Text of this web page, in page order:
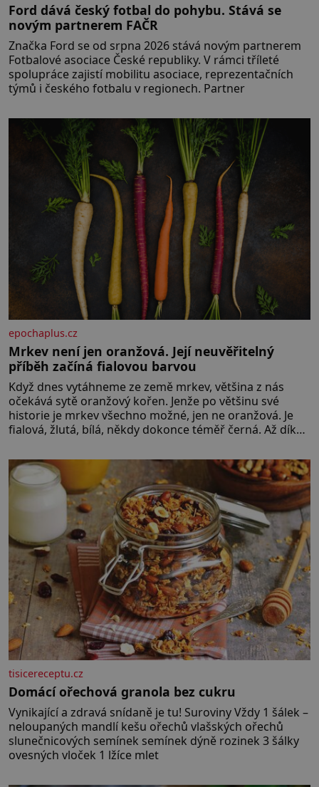
Ford dává český fotbal do pohybu. Stává se
novým partnerem FAČR
Značka Ford se od srpna 2026 stává novým partnerem
Fotbalové asociace České republiky. V rámci tříleté
spolupráce zajistí mobilitu asociace, reprezentačních
týmů i českého fotbalu v regionech. Partner
epochaplus.cz
Mrkev není jen oranžová. Její neuvěřitelný
příběh začíná fialovou barvou
Když dnes vytáhneme ze země mrkev, většina z nás
očekává sytě oranžový kořen. Jenže po většinu své
historie je mrkev všechno možné, jen ne oranžová. Je
fialová, žlutá, bílá, někdy dokonce téměř černá. Až díky
bez které si českou zahradu ani nedokážeme
představit. Její příběh je
tisicereceptu.cz
Domácí ořechová granola bez cukru
Vynikající a zdravá snídaně je tu! Suroviny Vždy 1 šálek –
neloupaných mandlí kešu ořechů vlašských ořechů
slunečnicových semínek semínek dýně rozinek 3 šálky
ovesných vloček 1 lžíce mlet